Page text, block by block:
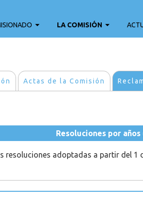
LA COMISIÓN
Actas de la Comisión
Resoluciones por
resoluciones adoptadas a partir del 1